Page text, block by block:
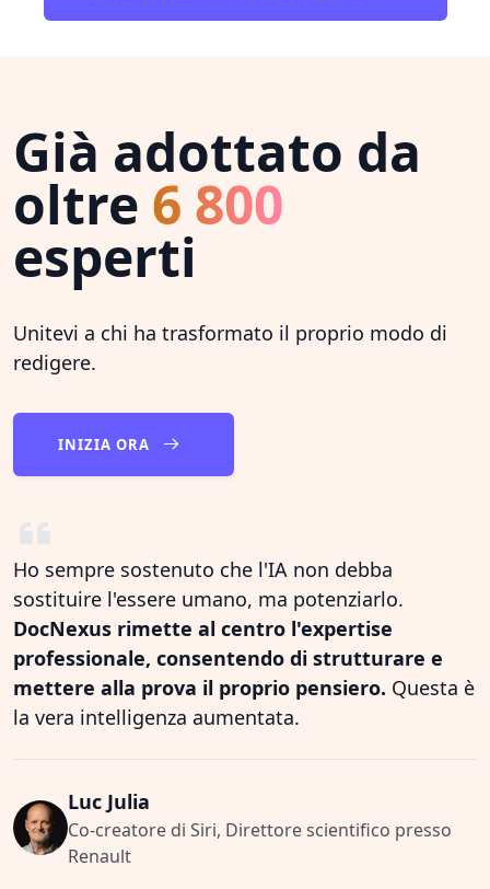
Già adottato da
oltre 6 800
esperti
Unitevi a chi ha trasformato il proprio modo di
redigere.
INIZIA ORA
Ho sempre sostenuto che l'IA non debba
sostituire l'essere umano, ma potenziarlo.
DocNexus rimette al centro l'expertise
professionale, consentendo di strutturare e
mettere alla prova il proprio pensiero. Questa è
la vera intelligenza aumentata.
Luc Julia
Co-creatore di Siri, Direttore scientifico presso
Renault